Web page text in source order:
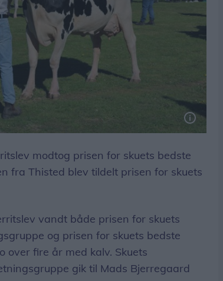
modtog prisen for skuets bedste
fra Thisted blev tildelt prisen for skuets
vandt både prisen for skuets
og prisen for skuets bedste
over fire år med kalv. Skuets
gik til Mads Bjerregaard